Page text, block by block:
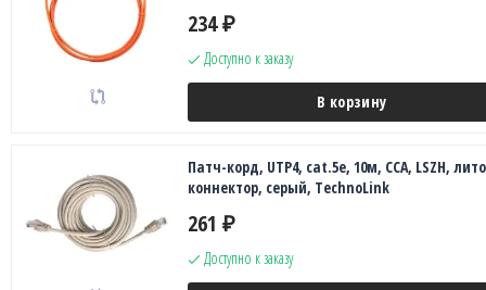
234 ₽
Доступно к заказу
В корзину
Патч-корд, UTP4, cat.5е, 10м, CCA, LSZH,
коннектор, серый, TechnoLink
261 ₽
Доступно к заказу